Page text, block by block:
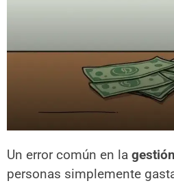
Un error común en la
personas simplemente